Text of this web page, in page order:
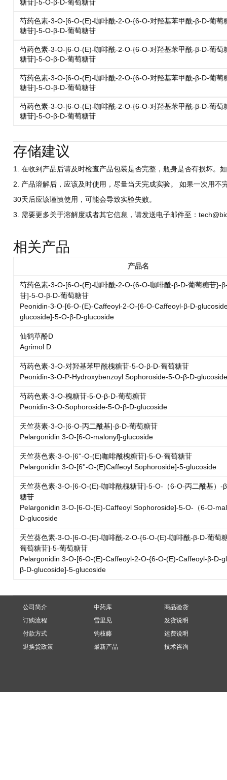
糖苷]-5-O-β-D-葡萄糖苷
芍药色素-3-O-[6-O-(E)-咖啡酰-2-O-{6-O-对羟基苯甲酰-β-D-葡萄
糖苷]-5-O-β-D-葡萄糖苷
芍药色素-3-O-[6-O-(E)-咖啡酰-2-O-{6-O-对羟基苯甲酰-β-D-葡萄
糖苷]-5-O-β-D-葡萄糖苷
芍药色素-3-O-[6-O-(E)-咖啡酰-2-O-{6-O-对羟基苯甲酰-β-D-葡萄
糖苷]-5-O-β-D-葡萄糖苷
芍药色素-3-O-[6-O-(E)-咖啡酰-2-O-{6-O-对羟基苯甲酰-β-D-葡萄
糖苷]-5-O-β-D-葡萄糖苷
存储建议
1. 在收到产品后请及时检查产品包装是否完整，瓶身是否有损坏。
2. 产品溶解后，应该及时使用，尽量当天完成实验。 如果一次用
30天后应该谨慎使用，可能会导致实验失败。
3. 需要更多关于溶解度或者其它信息，请发送电子邮件至：
相关产品
产品名
芍药色素-3-O-[6-O-(E)-咖啡酰-2-O-{6-O-咖啡酰-β-D-葡萄糖苷}-
苷]-5-O-β-D-葡萄糖苷
Peonidin-3-O-[6-O-(E)-Caffeoyl-2-O-{6-O-Caffeoyl-β-D-
glucoside]-5-O-β-D-glucoside
仙鹤草酚D
Agrimol D
芍药色素-3-O-对羟基苯甲酰槐糖苷-5-O-β-D-葡萄糖苷
Peonidin-3-O-P-Hydroxybenzoyl Sophoroside-5-O-β-D-glucoside
芍药色素-3-O-槐糖苷-5-O-β-D-葡萄糖苷
Peonidin-3-O-Sophoroside-5-O-β-D-glucoside
天竺葵素-3-O-[6-O-丙二酰基]-β-D-葡萄糖苷
Pelargonidin 3-O-[6-O-malonyl]-glucoside
天竺葵色素-3-O-[6''-O-(E)咖啡酰槐糖苷]-5-O-葡萄糖苷
Pelargonidin 3-O-[6''-O-(E)Caffeoyl Sophoroside]-5-glucoside
天竺葵色素-3-O-[6-O-(E)-咖啡酰槐糖苷]-5-O-（6-O-丙二酰基）-
糖苷
Pelargonidin 3-O-[6-O-(E)-Caffeoyl Sophoroside]-5-O-（6-O-
D-glucoside
天竺葵色素-3-O-[6-O-(E)-咖啡酰-2-O-{6-O-(E)-咖啡酰-β-D-葡萄
葡萄糖苷]-5-葡萄糖苷
Pelargonidin 3-O-[6-O-(E)-Caffeoyl-2-O-{6-O-(E)-Caffeoyl-β-D-
β-D-glucoside]-5-glucoside
公司简介
订购流程
付款方式
退换货政策
中药库
雪里见
钩枝藤
最新产品
商品验货
发货说明
运费说明
技术咨询